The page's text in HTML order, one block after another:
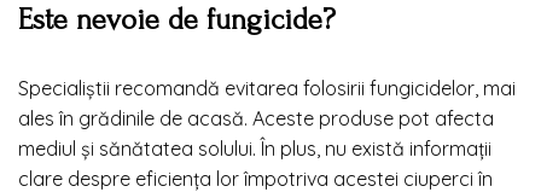
Este nevoie de fungicide?
Specialiștii recomandă evitarea folosirii fungicidelor, mai
ales în grădinile de acasă. Aceste produse pot afecta
mediul și sănătatea solului. În plus, nu există informații
clare despre eficiența lor împotriva acestei ciuperci în